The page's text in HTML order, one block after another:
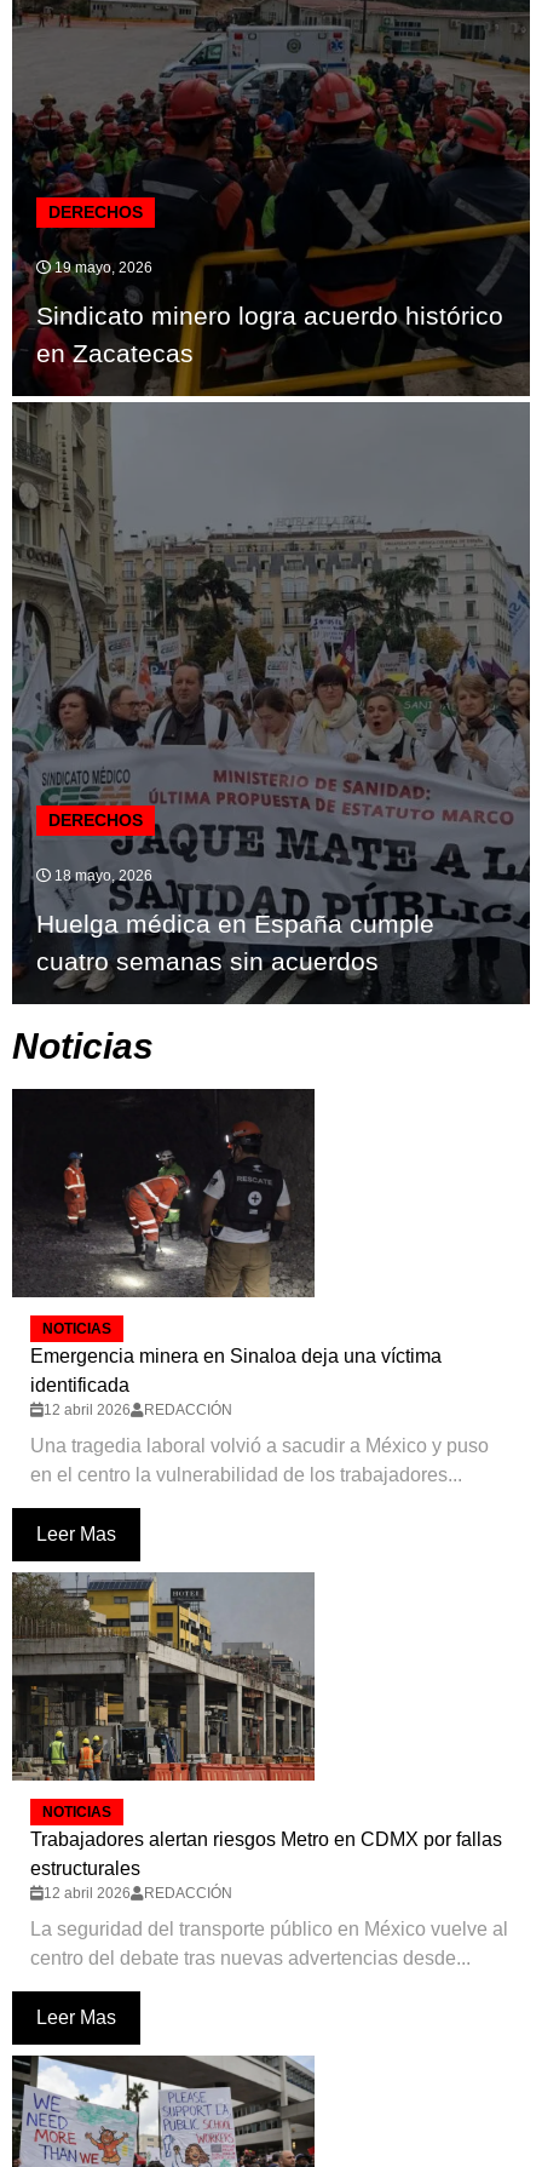
DERECHOS
19 mayo, 2026
Sindicato minero logra acuerdo histórico
en Zacatecas
DERECHOS
18 mayo, 2026
Huelga médica en España cumple
cuatro semanas sin acuerdos
Noticias
NOTICIAS
Emergencia minera en Sinaloa deja una víctima
identificada
12 abril 2026 REDACCIÓN
Una tragedia laboral volvió a sacudir a México y puso
en el centro la vulnerabilidad de los trabajadores...
Leer Mas
NOTICIAS
Trabajadores alertan riesgos Metro en CDMX por fallas
estructurales
12 abril 2026 REDACCIÓN
La seguridad del transporte público en México vuelve al
centro del debate tras nuevas advertencias desde...
Leer Mas